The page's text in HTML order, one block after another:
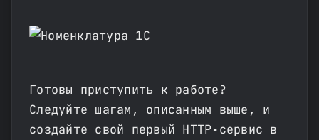
Готовы приступить к работе?
Следуйте шагам, описанным выше, и
создайте свой первый HTTP‑сервис в